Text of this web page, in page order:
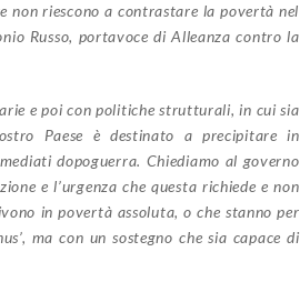
non riescono a contrastare la povertà nel
Russo, portavoce di Alleanza contro la
e poi con politiche strutturali, in cui sia
Paese è destinato a precipitare in
dopoguerra. Chiediamo al governo
e l’urgenza che questa richiede e non
in povertà assoluta, o che stanno per
ma con un sostegno che sia capace di